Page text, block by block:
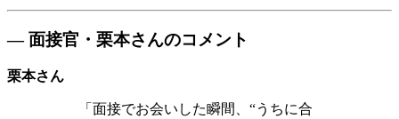
― 面接官・栗本さんのコメント
栗本さん
「面接でお会いした瞬間、“うちに合